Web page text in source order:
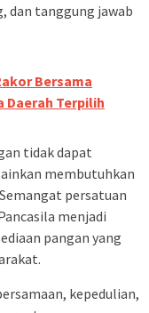
dan tanggung jawab
Bersama
Daerah Terpilih
tidak dapat
membutuhkan
persatuan
menjadi
pangan yang
kepedulian,